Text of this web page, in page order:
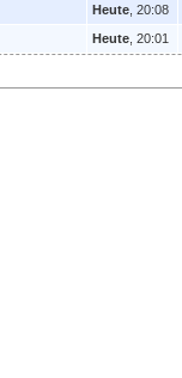
Heute , 20:08
Heute , 20:01